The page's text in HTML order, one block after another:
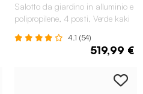
Salotto da giardino in alluminio e
polipropilene, 4 posti, Verde kaki
4.1 (54)
519,99 €